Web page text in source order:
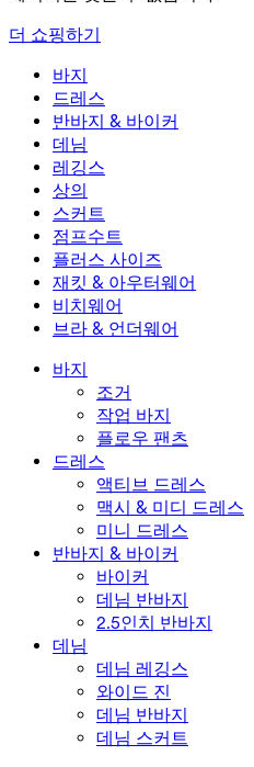
더 쇼핑하기
바지
바지
조거
작업 바지
플로우 팬츠
드레스
드레스
액티브 드레스
맥시 & 미디 드레스
미니 드레스
반바지 & 바이커
반바지 & 바이커
바이커
데님 반바지
2.5인치 반바지
데님
데님
데님 레깅스
와이드 진
데님 반바지
데님 스커트
레깅스
레깅스
데님 레깅스
힙업 레깅스
요가 레깅스
상의
상의
스포츠 브라
티셔츠
스커트
스커트
액티브 스커트
미니 스커트
맥시 & 미디 스커트
점프수트
점프수트
오버롤
롬퍼
플러스 사이즈
플러스 사이즈
플러스 사이즈 하의
플러스 사이즈 상의
플러스 사이즈 드레스
재킷 & 아우터웨어
재킷 & 아우터웨어
재킷 & 아우터웨어
아우터웨어
비치웨어
비치웨어
수영복 상의
수영복 세트
브라 & 언더웨어
브라 & 언더웨어
언더웨어
바지
조거
작업 바지
플로우 팬츠
드레스
액티브 드레스
맥시 & 미디 드레스
미니 드레스
반바지 & 바이커
바이커
데님 반바지
2.5인치 반바지
데님
데님 레깅스
와이드 진
데님 반바지
데님 스커트